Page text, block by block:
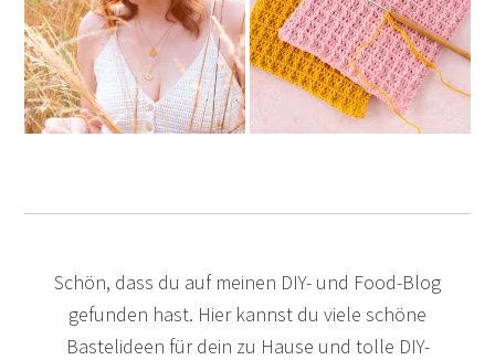
Schön, dass du auf meinen DIY- und Food-Blog
gefunden hast. Hier kannst du viele schöne
Bastelideen für dein zu Hause und tolle DIY-